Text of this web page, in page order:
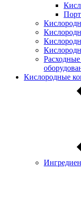
Кислородные